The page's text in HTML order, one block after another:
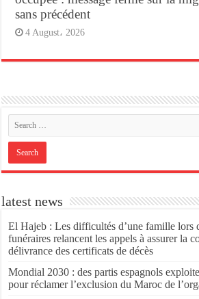
sans précédent
4 August، 2026
latest news
El Hajeb : Les difficultés d’une famille lors
funéraires relancent les appels à assurer la
délivrance des certificats de décès
Mondial 2030 : des partis espagnols
pour réclamer l’exclusion du Maroc de